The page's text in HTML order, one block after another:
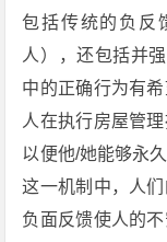
包括传统的负反
人），还包括并
中的正确行为有
人在执行房屋管
以便他/她能够永
这一机制中，人
负面反馈使人的